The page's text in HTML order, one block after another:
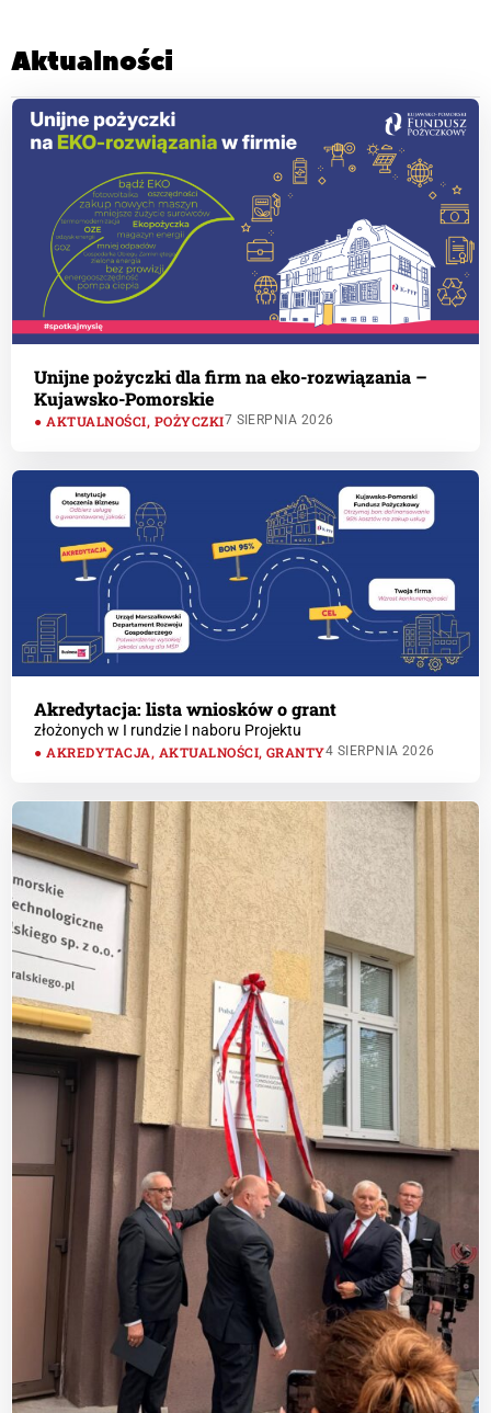
Aktualności
Unijne pożyczki dla firm na eko-rozwiązania –
Kujawsko-Pomorskie
AKTUALNOŚCI, POŻYCZKI7 SIERPNIA 2026
Akredytacja: lista wniosków o grant
złożonych w I rundzie I naboru Projektu
AKREDYTACJA, AKTUALNOŚCI, GRANTY4 SIERPNIA 2026